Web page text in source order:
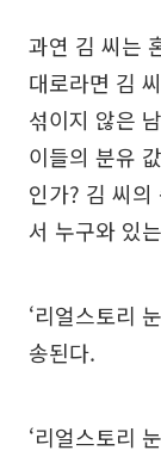
과연 김 씨는
대로라면 김
섞이지 않은
이들의 분유
인가? 김 씨
서 누구와 있
‘리얼스토리
송된다.
‘리얼스토리